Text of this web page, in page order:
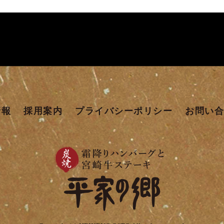
採用案内 プライバシーポリシー お問い